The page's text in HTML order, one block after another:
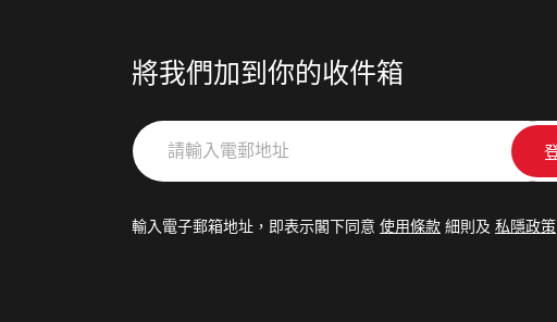
將我們加到你的收件箱
請
輸
郵
輸入電子郵箱地址，即表示閣下同意 使用條款 細則及 私隱政策